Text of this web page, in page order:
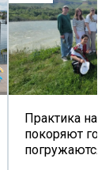
Практика на
покоряют
погружаются